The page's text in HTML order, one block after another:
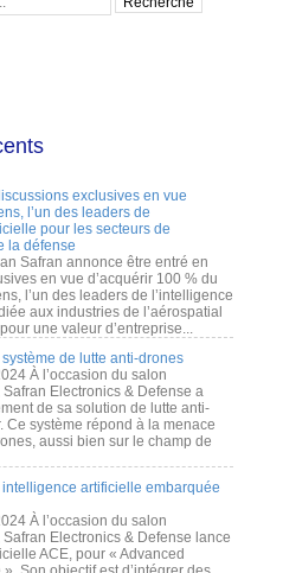
exclusives en vue
l’un des leaders de
pour les secteurs de
la défense
Safran annonce être entré en
en vue d’acquérir 100 % du
l’un des leaders de l’intelligence
aux industries de l’aérospatial
une valeur d’entreprise...
de lutte anti-drones
À l’occasion du salon
Safran Electronics & Defense a
de sa solution de lutte anti-
Ce système répond à la menace
aussi bien sur le champ de
artificielle embarquée
À l’occasion du salon
Safran Electronics & Defense lance
ACE, pour « Advanced